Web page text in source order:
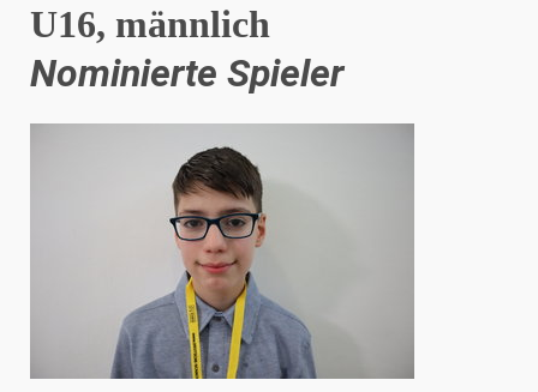
U16, männlich
Nominierte Spieler